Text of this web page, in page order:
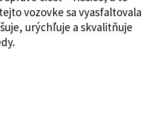
vozovke sa vyasfaltovala
urýchľuje a skvalitňuje